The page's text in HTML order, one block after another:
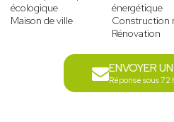
écologique
Maison de ville
énergétique
Construction
Rénovation
ENVOYER
Réponse sous 72